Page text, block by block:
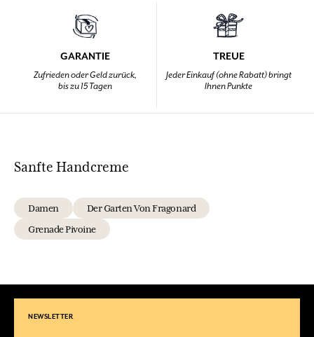
GARANTIE
Zufrieden oder Geld zurück,
bis zu 15 Tagen
TREUE
Jeder Einkauf (ohne Rabatt) bringt
Ihnen Punkte
Sanfte Handcreme
Damen
Der Garten Von Fragonard
Grenade Pivoine
NEWSLETTER